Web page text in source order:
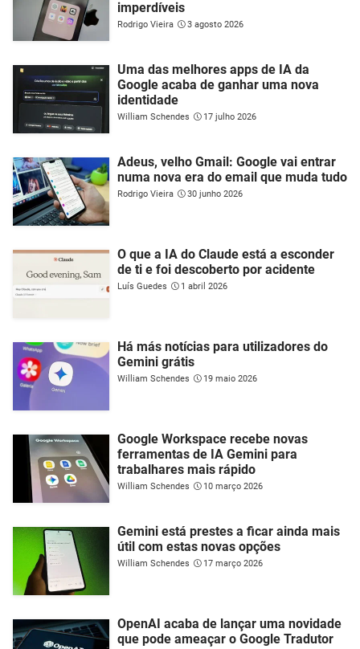
imperdíveis
Rodrigo Vieira 3 agosto 2026
Uma das melhores apps de IA da
Google acaba de ganhar uma nova
identidade
William Schendes 17 julho 2026
Adeus, velho Gmail: Google vai entrar
numa nova era do email que muda tudo
Rodrigo Vieira 30 junho 2026
O que a IA do Claude está a esconder
de ti e foi descoberto por acidente
Luís Guedes 1 abril 2026
Há más notícias para utilizadores do
Gemini grátis
William Schendes 19 maio 2026
Google Workspace recebe novas
ferramentas de IA Gemini para
trabalhares mais rápido
William Schendes 10 março 2026
Gemini está prestes a ficar ainda mais
útil com estas novas opções
William Schendes 17 março 2026
OpenAI acaba de lançar uma novidade
que pode ameaçar o Google Tradutor